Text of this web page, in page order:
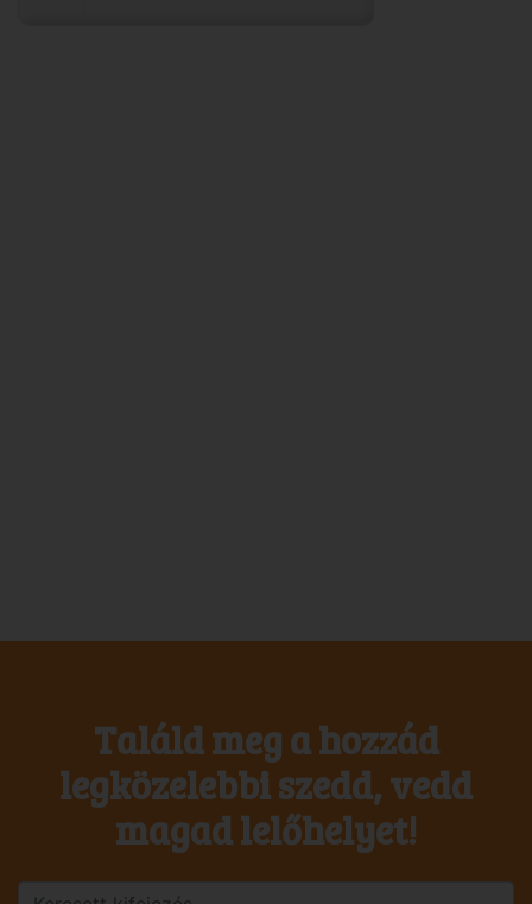
Találd meg a hozzád
legközelebbi szedd, vedd
magad lelőhelyet!